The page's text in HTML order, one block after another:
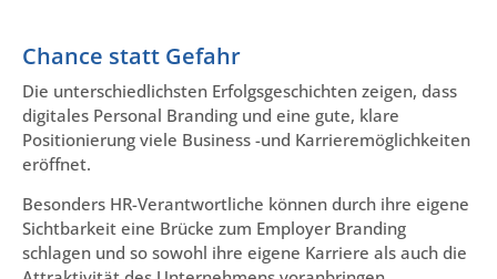
Chance statt Gefahr
Die unterschiedlichsten Erfolgsgeschichten zeigen, dass
digitales Personal Branding und eine gute, klare
Positionierung viele Business -und Karrieremöglichkeiten
eröffnet.
Besonders HR-Verantwortliche können durch ihre eigene
Sichtbarkeit eine Brücke zum Employer Branding
schlagen und so sowohl ihre eigene Karriere als auch die